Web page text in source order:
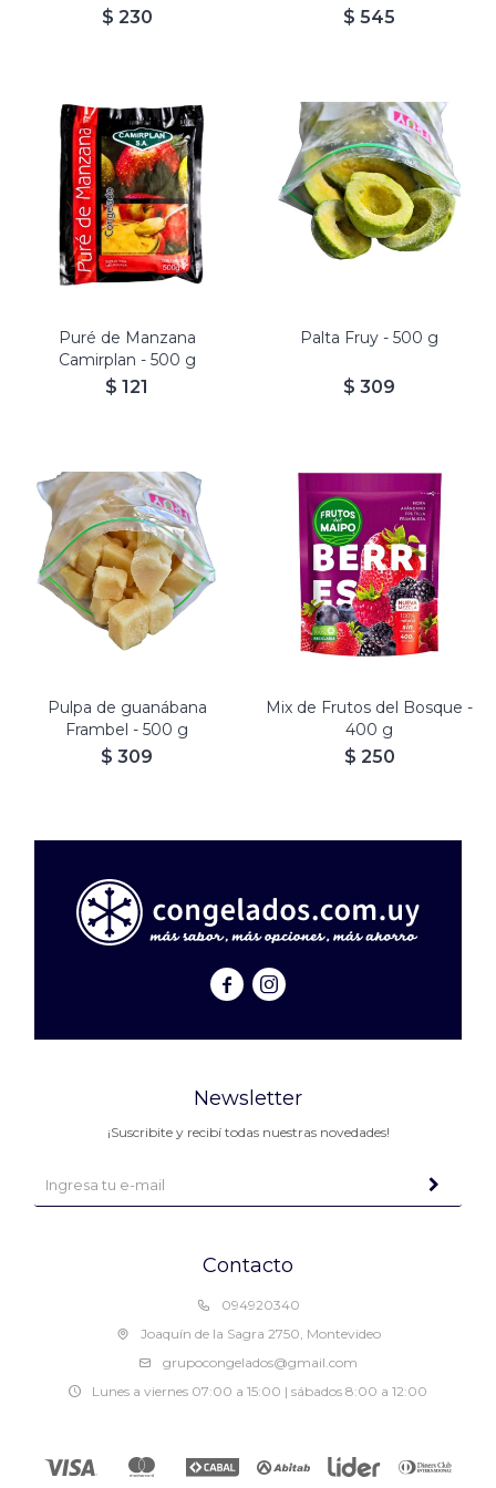
$ 230 $ 545
Puré de Manzana
Camirplan - 500 g
$ 121
Presentación: Pelada y en
mitades. Lavadas y
congeladas, listas para
consumir.
Duración: 3 meses en
congelador.
100% Vegano
100% libre de gluten
Palta Fruy - 500 g
$ 309
Pulpa de guanábana
Frambel - 500 g
$ 309
Mezcla de Mora, Arándanos,
Frutillas y Frambuesas.
Listo para consumir.
100% vegetariano
100% libre de gluten
Mix de Frutos del Bosque -
400 g
$ 250
 
Contacto
094920340
Joaquín de la Sagra 2750, Montevideo
grupocongelados@gmail.com
Lunes a viernes 07:00 a 15:00 | sábados 8:00 a 12:00
Newsletter
¡Suscribite y recibí todas nuestras novedades!